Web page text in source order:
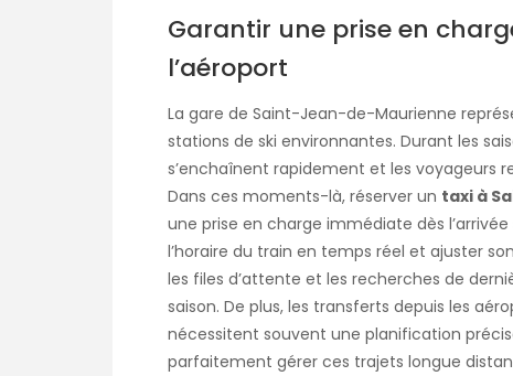
Garantir une prise en
l’aéroport
La gare de Saint-Jean-de-Maurienne
stations de ski environnantes. Durant les
s’enchaînent rapidement et les voyageurs
Dans ces moments-là, réserver un taxi à
une prise en charge immédiate dès
l’horaire du train en temps réel et ajuster
les files d’attente et les recherches de
saison. De plus, les transferts depuis les
nécessitent souvent une planification
parfaitement gérer ces trajets longue